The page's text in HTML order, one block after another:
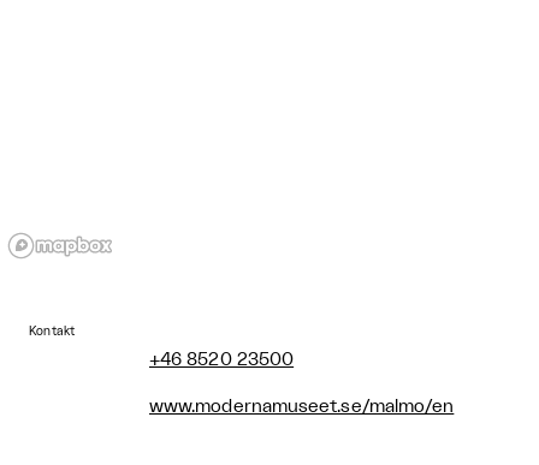
Kontakt
+46 8520 23500
www.modernamuseet.se/malmo/en